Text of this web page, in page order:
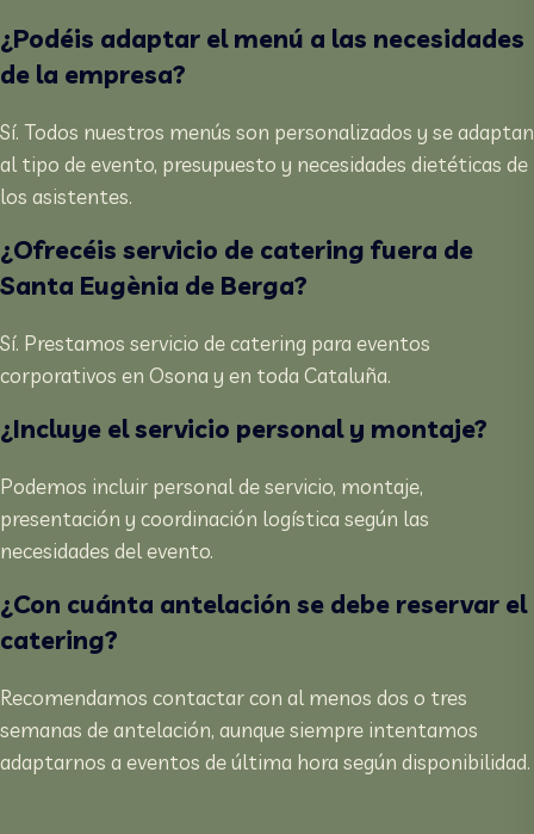
¿Podéis adaptar el menú a las necesidades
de la empresa?
Sí. Todos nuestros menús son personalizados y se adaptan
al tipo de evento, presupuesto y necesidades dietéticas de
los asistentes.
¿Ofrecéis servicio de catering fuera de
Santa Eugènia de Berga?
Sí. Prestamos servicio de catering para eventos
corporativos en Osona y en toda Cataluña.
¿Incluye el servicio personal y montaje?
Podemos incluir personal de servicio, montaje,
presentación y coordinación logística según las
necesidades del evento.
¿Con cuánta antelación se debe reservar el
catering?
Recomendamos contactar con al menos dos o tres
semanas de antelación, aunque siempre intentamos
adaptarnos a eventos de última hora según disponibilidad.